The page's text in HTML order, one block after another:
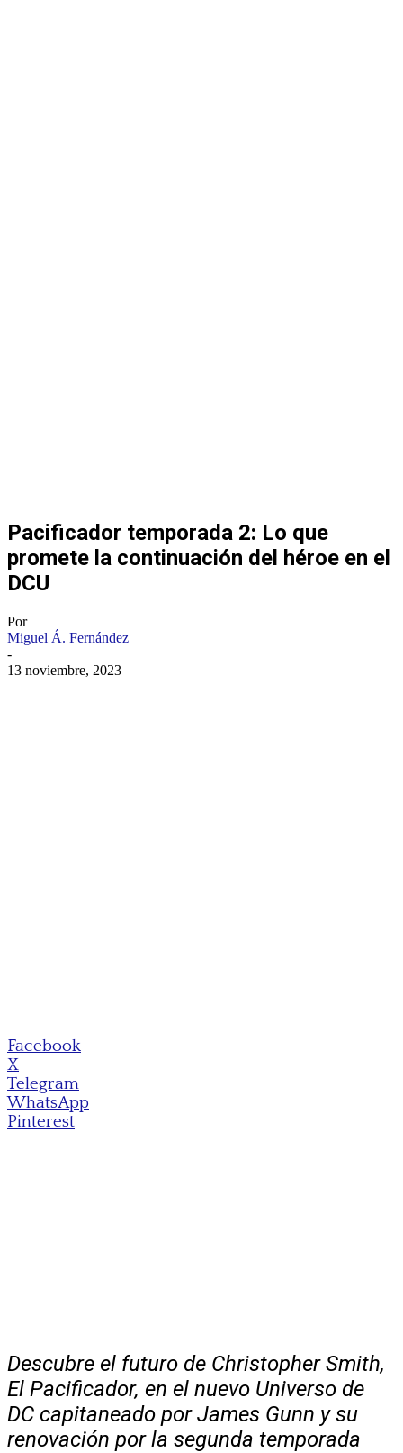
Pacificador temporada 2: Lo que
promete la continuación del héroe en el
DCU
Por
Miguel Á. Fernández
-
13 noviembre, 2023
Facebook
X
Telegram
WhatsApp
Pinterest
Descubre el futuro de Christopher Smith,
El Pacificador, en el nuevo Universo de
DC capitaneado por James Gunn y su
renovación por la segunda temporada